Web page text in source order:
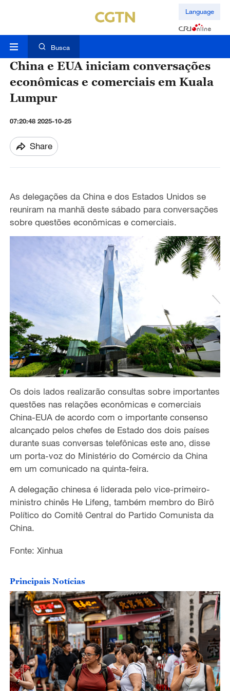
Language
Busca
China e EUA iniciam conversações
econômicas e comerciais em Kuala
Lumpur
07:20:48 2025-10-25
Share
As delegações da China e dos Estados Unidos se
reuniram na manhã deste sábado para conversações
sobre questões econômicas e comerciais.
Os dois lados realizarão consultas sobre importantes
questões nas relações econômicas e comerciais
China-EUA de acordo com o importante consenso
alcançado pelos chefes de Estado dos dois países
durante suas conversas telefônicas este ano, disse
um porta-voz do Ministério do Comércio da China
em um comunicado na quinta-feira.
A delegação chinesa é liderada pelo vice-primeiro-
ministro chinês He Lifeng, também membro do Birô
Político do Comitê Central do Partido Comunista da
China.
Fonte: Xinhua
Principais Notícias